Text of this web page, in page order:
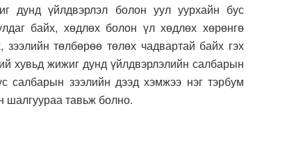
дунд үйлдвэрлэл болон уул уурхайн бус
байх, хөдлөх болон үл хөдлөх хөрөнгө
төлбөрөө төлөх чадвартай байх гэх
хувьд жижиг дунд үйлдвэрлэлийн салбарын
салбарын зээлийн дээд хэмжээ нэг тэрбум
шалгуураа тавьж болно.